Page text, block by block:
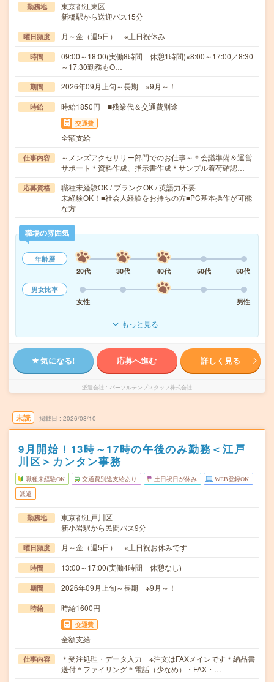
勤務地
東京都江東区
新橋駅から送迎バス15分
曜日頻度 月～金（週5日） ※土日祝休み
時間
09:00～18:00(実働8時間 休憩1時間)※8:00～17:00／8:30
～17:30勤務もO…
期間 2026年09月上旬～長期 ※9月～！
時給 時給1850円 ■残業代＆交通費別途
交通費
全額支給
仕事内容
～メンズアクセサリー部門でのお仕事～＊会議準備＆運営
サポート＊資料作成、指示書作成＊サンプル着荷確認…
応募資格
職種未経験OK / ブランクOK / 英語力不要
未経験OK！■社会人経験をお持ちの方■PC基本操作が可能
な方
職場の雰囲気
年齢層
20代
30代 40代 50代
60代
男女比率
女性
男性
もっと見る
気になる! 応募へ進む 詳しく見る
派遣会社 パーソルテンプスタッフ株式会社
未読 掲載日 2026/08/10
9月開始！13時～17時の午後のみ勤務＜江戸
川区＞カンタン事務
職種未経験OK 交通費別途支給あり 土日祝日が休み WEB登録OK
派遣
勤務地
東京都江戸川区
新小岩駅から民間バス9分
曜日頻度 月～金（週5日） ※土日祝お休みです
時間 13:00～17:00(実働4時間 休憩なし)
期間 2026年09月上旬～長期 ※9月～！
時給 時給1600円
交通費
全額支給
仕事内容
＊受注処理・データ入力 ※注文はFAXメインです＊納品書
送付＊ファイリング＊電話（少なめ）・FAX・…